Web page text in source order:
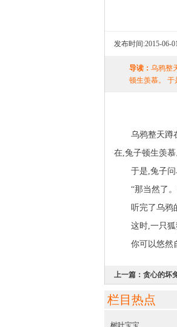
发布时间:2015-06-
导读： 乌鸦整
顿生羡慕。 于
乌鸦整天蹲在
在,兔子顿生羡
于是,兔子问
“那当然了。
听完了乌鸦的
这时,一只狐
你可以悠然自
上一篇： 贪心的坏
栏目热点
树叶宝宝